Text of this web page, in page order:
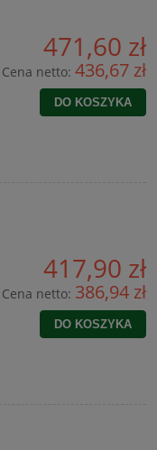
471,60 zł
Cena netto: 436,67 zł
DO KOSZYKA
417,90 zł
Cena netto: 386,94 zł
DO KOSZYKA